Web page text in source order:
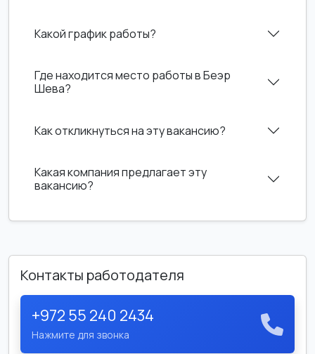
Какой график работы?
Где находится место работы в Беэр
Шева?
Как откликнуться на эту вакансию?
Какая компания предлагает эту
вакансию?
Контакты работодателя
+972 55 240 2434
Нажмите для звонка